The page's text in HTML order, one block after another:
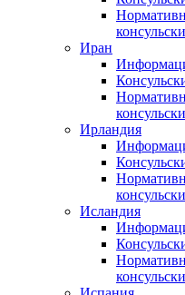
Иран
Ирландия
Исландия